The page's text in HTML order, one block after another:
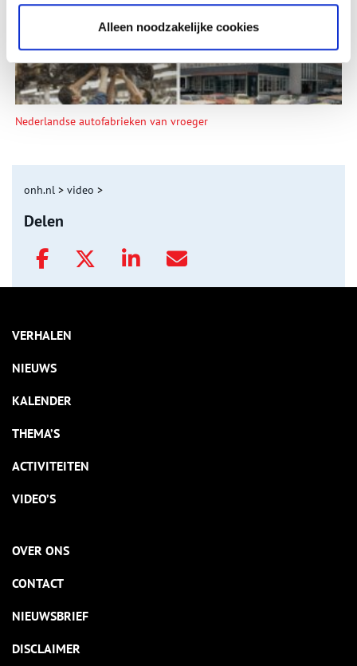
Alleen noodzakelijke cookies
Nederlandse autofabrieken van vroeger
onh.nl > video >
Delen
VERHALEN
NIEUWS
KALENDER
THEMA’S
ACTIVITEITEN
VIDEO’S
OVER ONS
CONTACT
NIEUWSBRIEF
DISCLAIMER